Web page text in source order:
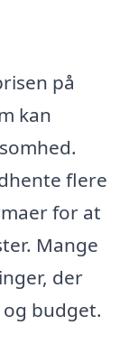
på
kan
flere
for at
Mange
der
budget.